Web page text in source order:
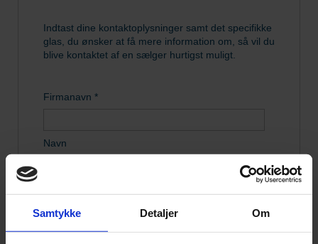
Samtykke Detaljer Om
Indtast dine kontaktoplysninger samt det specifikke
glas, du ønsker at få mere information om, så vil du
blive kontaktet af en sælger hurtigst muligt.
Firmanavn *
Navn
Telefon